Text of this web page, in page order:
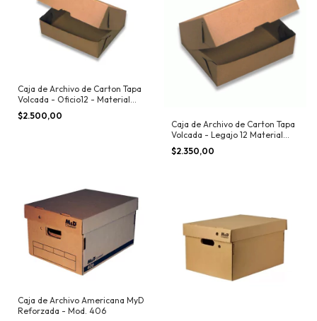
Caja de Archivo de Carton Tapa
Volcada - Oficio12 - Material
Semi Pesado
$2.500,00
Caja de Archivo de Carton Tapa
Volcada - Legajo 12 Material
Semi Pesado
$2.350,00
Caja de Archivo Americana MyD
Reforzada - Mod. 406